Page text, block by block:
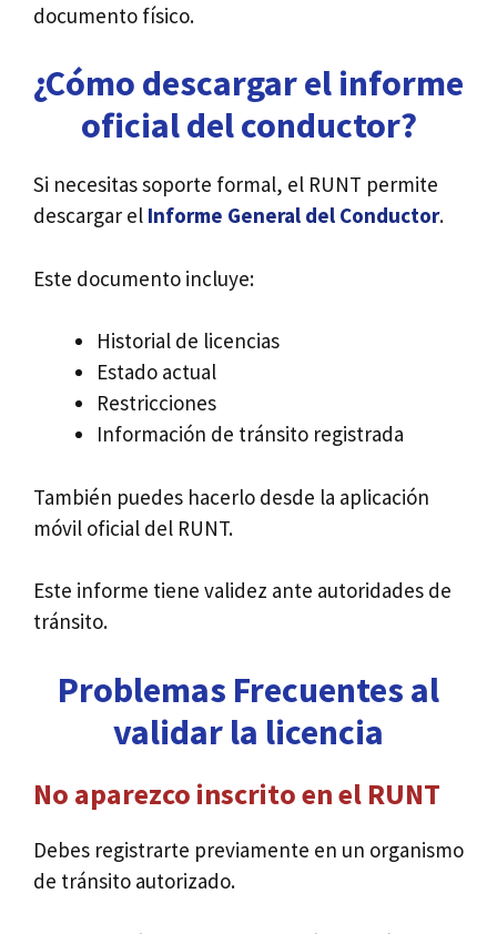
documento físico.
¿Cómo descargar el informe
oficial del conductor?
Si necesitas soporte formal, el RUNT permite
descargar el Informe General del Conductor.
Este documento incluye:
Historial de licencias
Estado actual
Restricciones
Información de tránsito registrada
También puedes hacerlo desde la aplicación
móvil oficial del RUNT.
Este informe tiene validez ante autoridades de
tránsito.
Problemas Frecuentes al
validar la licencia
No aparezco inscrito en el RUNT
Debes registrarte previamente en un organismo
de tránsito autorizado.